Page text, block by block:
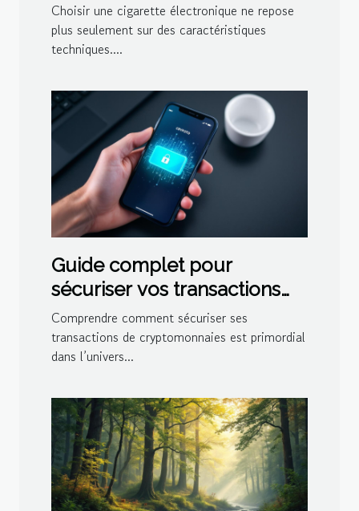
Choisir une cigarette électronique ne repose
plus seulement sur des caractéristiques
techniques....
Guide complet pour
sécuriser vos transactions
de cryptomonnaies
Comprendre comment sécuriser ses
transactions de cryptomonnaies est primordial
dans l’univers...